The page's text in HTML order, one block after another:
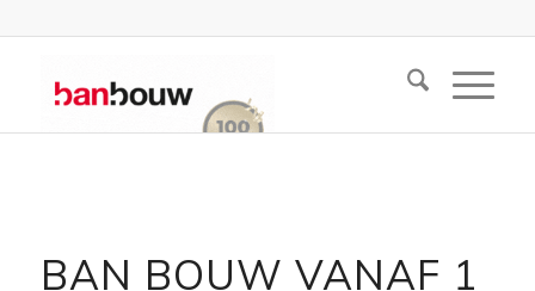
BAN BOUW VANAF 1